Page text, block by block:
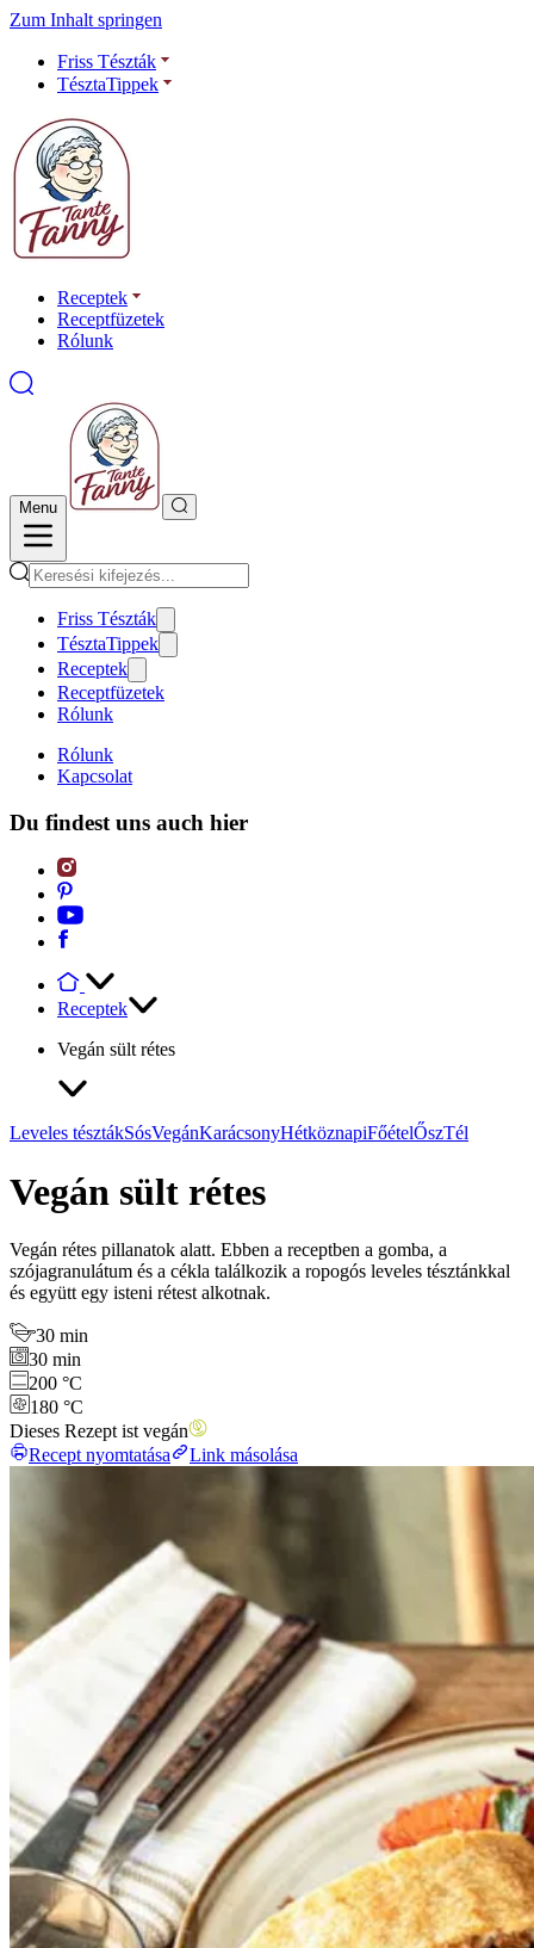
Zum Inhalt springen
Friss Tészták
TésztaTippek
Receptek
Receptfüzetek
Rólunk
Menu
Friss Tészták
TésztaTippek
Receptek
Receptfüzetek
Rólunk
Rólunk
Kapcsolat
Du findest uns auch hier
Receptek
Vegán sült rétes
Leveles tésztákSósVegánKarácsonyHétköznapiFőételŐszTél
Vegán sült rétes
Vegán rétes pillanatok alatt. Ebben a receptben a gomba, a
szójagranulátum és a cékla találkozik a ropogós leveles tésztánkkal
és együtt egy isteni rétest alkotnak.
30 min
30 min
200 °C
180 °C
Dieses Rezept ist vegán
Recept nyomtatása
Link másolása